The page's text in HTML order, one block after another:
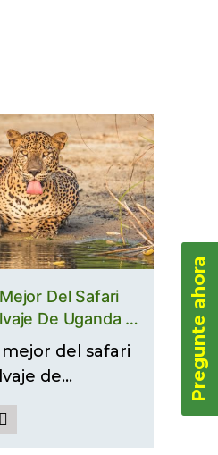
Del Safari
De Uganda Y
Primates
mejor del safari
de…
Pregunte ahora